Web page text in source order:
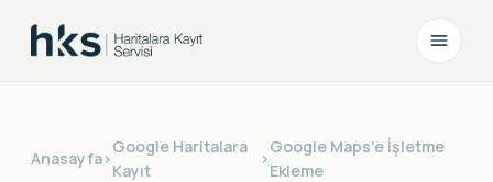
Anasayfa›
Google Haritalara
Kayıt
›
Google Maps'e İşletme
Ekleme